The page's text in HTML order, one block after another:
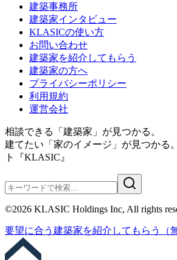
建築事務所
建築家インタビュー
KLASICの使い方
お問い合わせ
建築家を紹介してもらう
建築家の方へ
プライバシーポリシー
利用規約
運営会社
相談できる「建築家」が見つかる。
建てたい「家のイメージ」が見つかる。
ト『KLASIC』
©2026 KLASIC Holdings Inc, All rights
要望に合う 建築家を紹介 してもらう （